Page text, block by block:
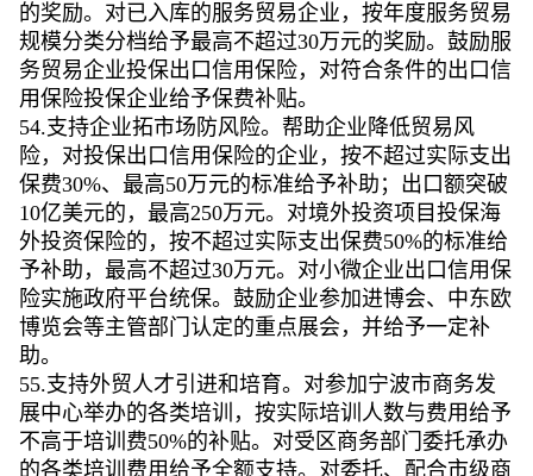
的奖励。对已入库的服务贸易企业，按年度服务贸易
规模分类分档给予最高不超过30万元的奖励。鼓励服
务贸易企业投保出口信用保险，对符合条件的出口信
用保险投保企业给予保费补贴。
54.支持企业拓市场防风险。帮助企业降低贸易风
险，对投保出口信用保险的企业，按不超过实际支出
保费30%、最高50万元的标准给予补助；出口额突破
10亿美元的，最高250万元。对境外投资项目投保海
外投资保险的，按不超过实际支出保费50%的标准给
予补助，最高不超过30万元。对小微企业出口信用保
险实施政府平台统保。鼓励企业参加进博会、中东欧
博览会等主管部门认定的重点展会，并给予一定补
助。
55.支持外贸人才引进和培育。对参加宁波市商务发
展中心举办的各类培训，按实际培训人数与费用给予
不高于培训费50%的补贴。对受区商务部门委托承办
的各类培训费用给予全额支持。对委托、配合市级商